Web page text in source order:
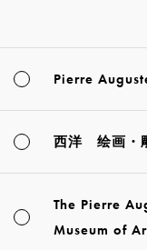
Pierre
西洋 绘画・
The Pierre
Museum of